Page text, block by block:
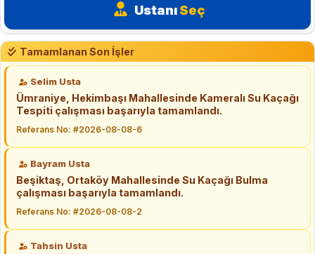
UstanıSeç
Tamamlanan Son İşler
Selim Usta
Ümraniye, Hekimbaşı Mahallesinde Kameralı Su Kaçağı
Tespiti çalışması başarıyla tamamlandı.
Referans No: #2026-08-08-6
Bayram Usta
Beşiktaş, Ortaköy Mahallesinde Su Kaçağı Bulma
çalışması başarıyla tamamlandı.
Referans No: #2026-08-08-2
Tahsin Usta